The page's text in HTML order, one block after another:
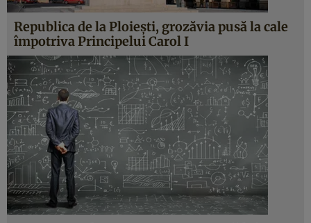
Republica de la Ploieşti, grozăvia pusă la cale
împotriva Principelui Carol I